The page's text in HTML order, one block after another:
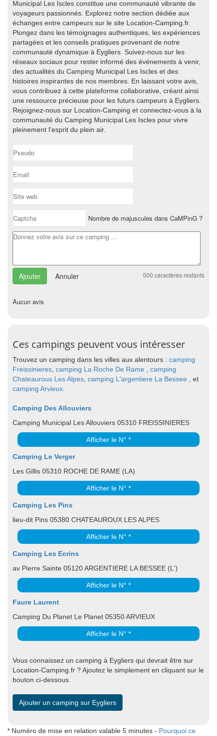
Municipal Les Iscles constitue une communauté vibrante de
voyageurs passionnés. Explorez notre section dédiée aux
échanges entre campeurs sur le site Location-Camping.fr.
Plongez dans les témoignages authentiques, les expériences
partagées et les conseils pratiques provenant de notre
communauté dynamique à Eygliers. Suivez-nous sur les
réseaux sociaux pour rester informé des événements à venir,
des actualités du Camping Municipal Les Iscles et des
histoires inspirantes de nos membres. En laissant votre avis,
vous contribuez à cette plateforme collaborative, créant ainsi
une ressource précieuse pour les futurs campeurs à Eygliers.
Rejoignez-nous sur Location-Camping et connectez-vous à la
communauté du Camping Municipal Les Iscles pour vivre
pleinement l'esprit du plein air.
Nombre de majuscules dans CaMPinG ?
Annuler 500 caractères restants
Aucun avis
Ces campings peuvent vous intéresser
Trouvez un camping dans les villes aux alentours : camping
Freissinieres camping La Roche De Rame
camping
Chateauroux Les Alpes camping L'argentiere La Bessee
, et
camping Arvieux
Camping Des Allouviers
Camping Municipal Les Allouviers 05310 FREISSINIERES
Afficher le N° *
Camping Le Verger
Les Gillis 05310 ROCHE DE RAME (LA)
Afficher le N° *
Camping Les Pins
lieu-dit Pins 05380 CHATEAUROUX LES ALPES
Afficher le N° *
Camping Les Ecrins
av Pierre Sainte 05120 ARGENTIERE LA BESSEE (L')
Afficher le N° *
Faure Laurent
Camping Du Planet Le Planet 05350 ARVIEUX
Afficher le N° *
Vous connaissez un camping à Eygliers qui devrait être sur
Location-Camping.fr ? Ajoutez le simplement en cliquant sur le
bouton ci-dessous.
Ajouter un camping sur Eygliers
* Numéro de mise en relation valable 5 minutes - Pourquoi ce